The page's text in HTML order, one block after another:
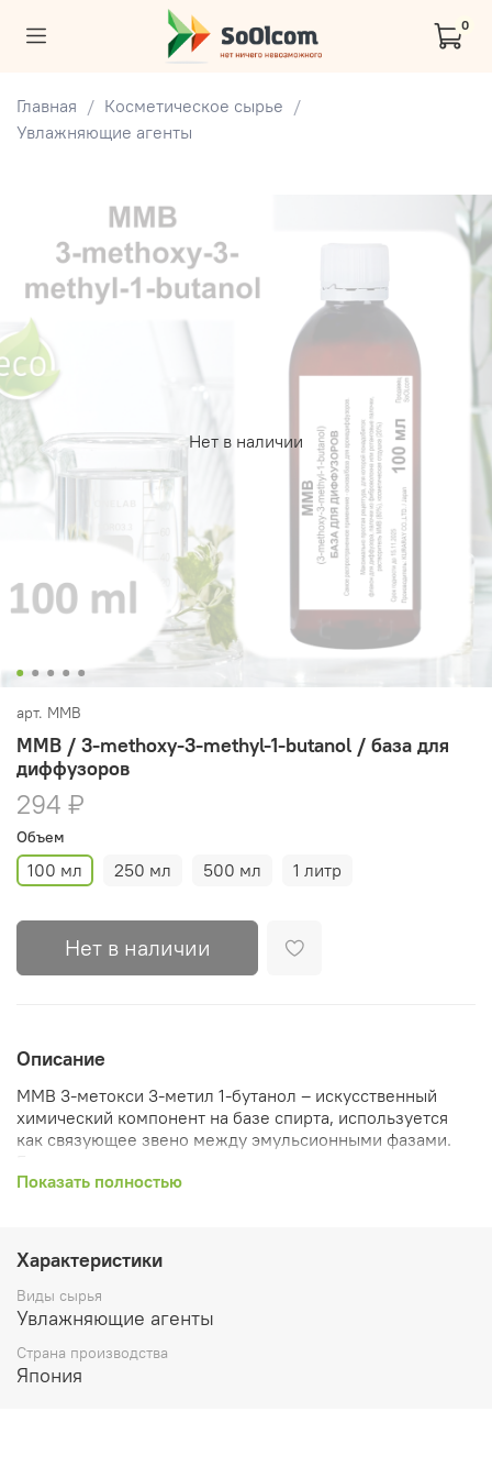
0
Главная
Косметическое сырье
Увлажняющие агенты
Нет в наличии
арт. MMB
MMB / 3-methoxy-3-methyl-1-butanol / база для
диффузоров
294 ₽
Объем
100 мл 250 мл 500 мл 1 литр
Нет в наличии
Описание
ММВ 3-метокси 3-метил 1-бутанол – искусственный
химический компонент на базе спирта, используется
как связующее звено между эмульсионными фазами.
водорастворимость, мягкий запах, низкая токсичность и
он более безопасен, чем обычный спирт.
Применение
Он применяется в различных косметологических
средствах и парфюмерии:
как растворитель средств, защищающих от UV-
Показать полностью
Характеристики
Виды сырья
Увлажняющие агенты
Страна производства
Япония